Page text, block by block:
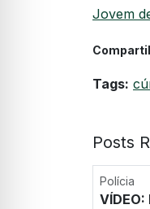
Jovem
Tags:
Posts
Polícia